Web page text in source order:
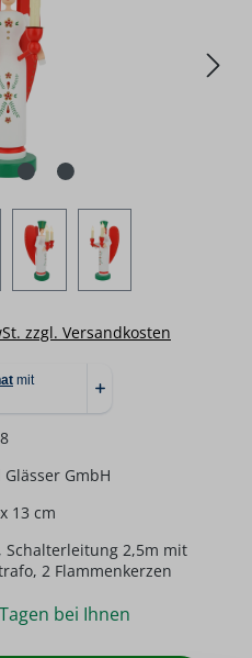
zzgl. Versandkosten
GmbH
13 cm
Schalterleitung 2,5m mit
2 Flammenkerzen
bei Ihnen